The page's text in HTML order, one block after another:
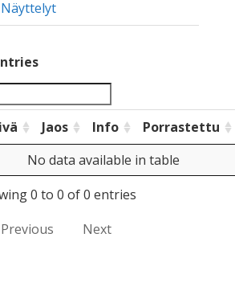
Näyttelyt
Jaos Info
Porrastettu
No data available in table
0 to 0 of 0 entries
Previous
Next